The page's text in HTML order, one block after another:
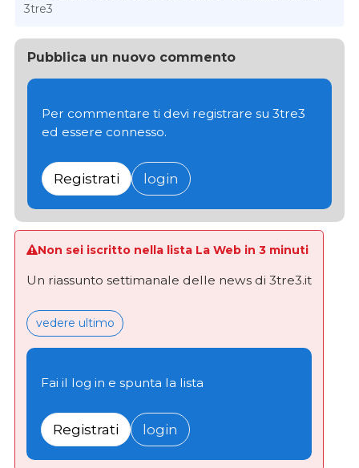
3tre3
Pubblica un nuovo commento
Per commentare ti devi registrare su 3tre3
ed essere connesso.
Registrati login
Non sei iscritto nella lista La Web in 3 minuti
Un riassunto settimanale delle news di 3tre3.it
vedere ultimo
Fai il log in e spunta la lista
Registrati login